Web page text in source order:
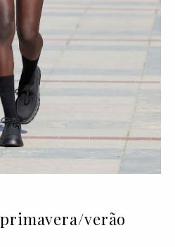
verão